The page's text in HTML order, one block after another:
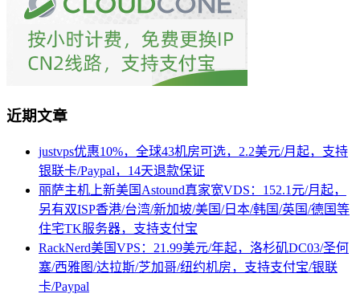
近期文章
justvps优惠10%，全球43机房可选，2.2美元/月起，支持
银联卡/Paypal，14天退款保证
丽萨主机上新美国Astound真家宽VDS：152.1元/月起，
另有双ISP香港/台湾/新加坡/美国/日本/韩国/英国/德国等
住宅TK服务器，支持支付宝
RackNerd美国VPS：21.99美元/年起，洛杉矶DC03/圣何
塞/西雅图/达拉斯/芝加哥/纽约机房，支持支付宝/银联
卡/Paypal